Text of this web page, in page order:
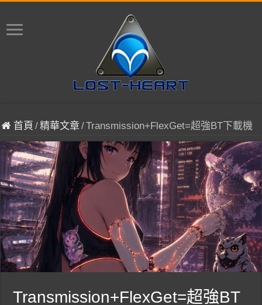
首頁 /精華文章/Transmission+FlexGet=超強BT下載機
Transmission+FlexGet=超強BT